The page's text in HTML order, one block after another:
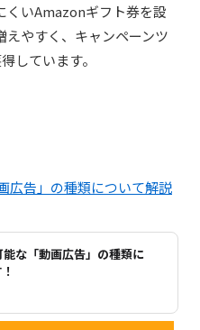
くいAmazonギフト券を設
やすく、キャンペーンツ
しています。
告」の種類について解説
な「動画広告」の種類に